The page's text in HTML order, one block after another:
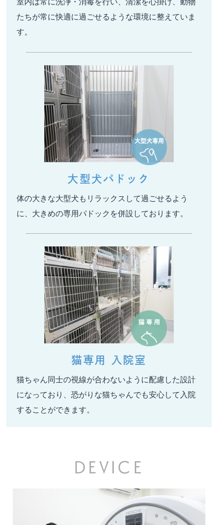
たちが常に快適に過ごせるような環境に整えていま
す。
大型犬パドック
体の大きな大型犬もリラックスして過ごせるよう
に、大きめの専用パドックを併設しております。
猫専用 入院室
猫ちゃん同士の視線が合わないように配慮した設計
になっており、恐がりな猫ちゃんでも安心して入院
することができます。
DEVICE